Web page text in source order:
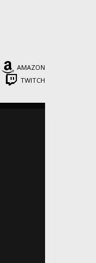
AMAZON
TWITCH